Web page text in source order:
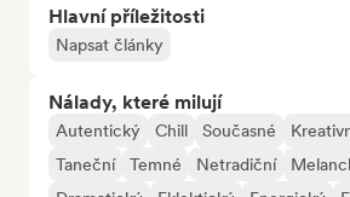
Hlavní příležitosti
Napsat články
Nálady, které milují
Autentický Chill Současné
Taneční
Temné Netradiční